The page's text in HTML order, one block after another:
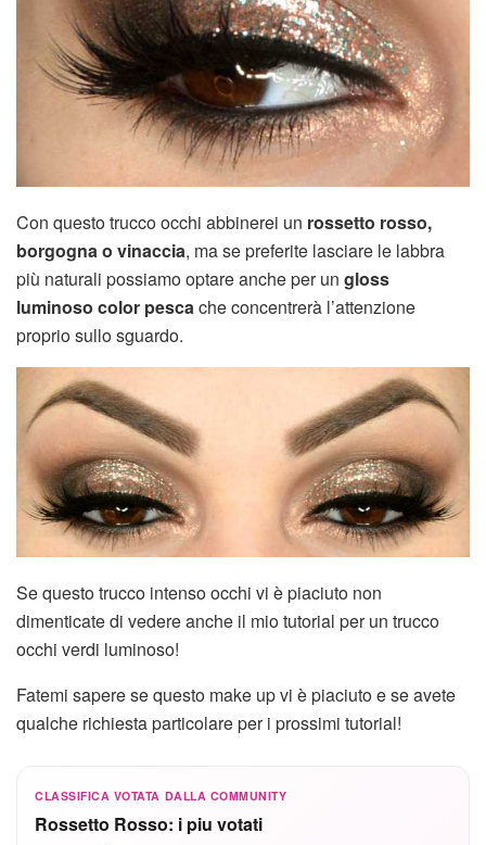
Con questo trucco occhi abbinerei un rossetto rosso,
borgogna o vinaccia, ma se preferite lasciare le labbra
più naturali possiamo optare anche per un gloss
luminoso color pesca che concentrerà l’attenzione
proprio sullo sguardo.
Se questo trucco intenso occhi vi è piaciuto non
dimenticate di vedere anche il mio tutorial per un trucco
occhi verdi luminoso!
Fatemi sapere se questo make up vi è piaciuto e se avete
qualche richiesta particolare per i prossimi tutorial!
CLASSIFICA VOTATA DALLA COMMUNITY
Rossetto Rosso: i piu votati